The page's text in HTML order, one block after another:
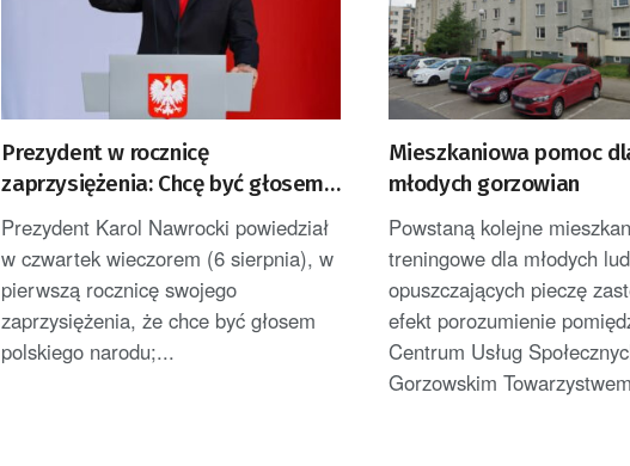
Prezydent w rocznicę
zaprzysiężenia: Chcę być głosem
Polek i Polaków [AKTUALIZACJA]
Prezydent Karol Nawrocki powiedział
w czwartek wieczorem (6 sierpnia), w
pierwszą rocznicę swojego
zaprzysiężenia, że chce być głosem
polskiego narodu;...
Mieszkaniowa pomoc
młodych gorzowian
Powstaną kolejne
treningowe dla młodych
opuszczających pieczę
efekt porozumienie
Centrum Usług
Gorzowskim